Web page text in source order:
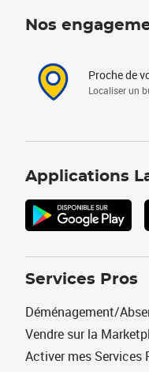
Nos
Proche de
Localiser un
Applications
Services Pros
Déménagement/
Vendre sur la
Activer mes Services